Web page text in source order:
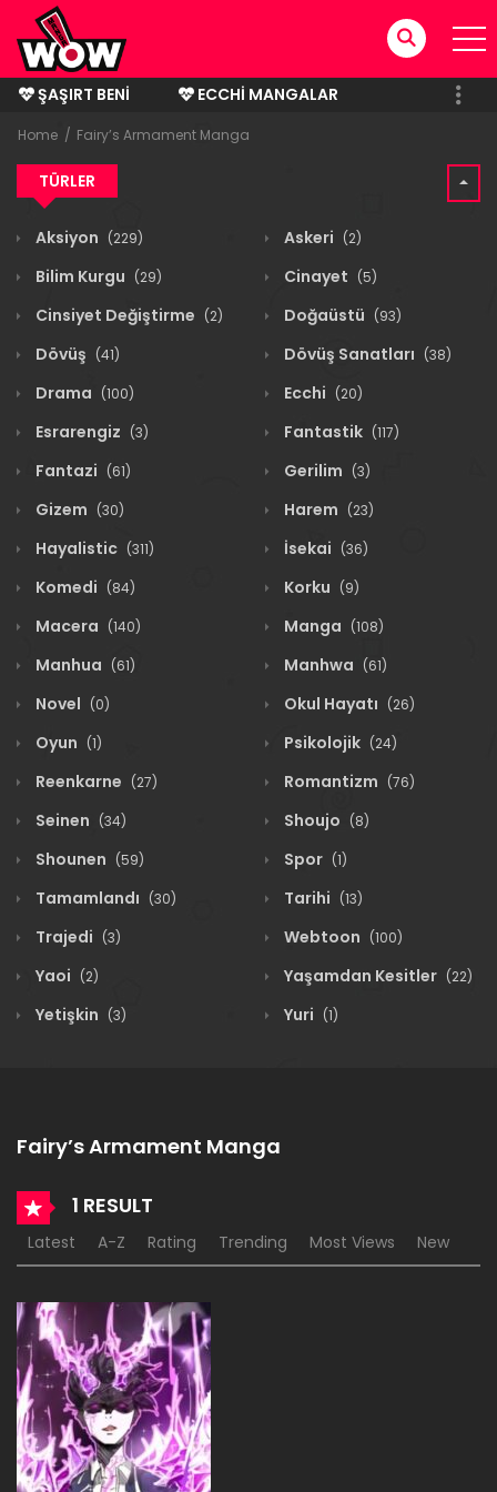
ŞAŞIRT BENI
ECCHI MANGALAR
BITMIŞ MANGALAR
Home Fairy’s Armament Manga
TÜRLER
Aksiyon (229) Askeri (2)
Bilim Kurgu (29) Cinayet (5)
Cinsiyet Değiştirme (2) Doğaüstü (93)
Dövüş (41) Dövüş Sanatları (38)
Drama (100) Ecchi (20)
Esrarengiz (3) Fantastik (117)
Fantazi (61) Gerilim (3)
Gizem (30) Harem (23)
Hayalistic (311) İsekai (36)
Komedi (84) Korku (9)
Macera (140) Manga (108)
Manhua (61) Manhwa (61)
Novel (0) Okul Hayatı (26)
Oyun (1) Psikolojik (24)
Reenkarne (27) Romantizm (76)
Seinen (34) Shoujo (8)
Shounen (59) Spor (1)
Tamamlandı (30) Tarihi (13)
Trajedi (3) Webtoon (100)
Yaoi (2) Yaşamdan Kesitler (22)
Yetişkin (3) Yuri (1)
Fairy’s Armament Manga
1 RESULT
Latest A-Z Rating Trending Most Views New